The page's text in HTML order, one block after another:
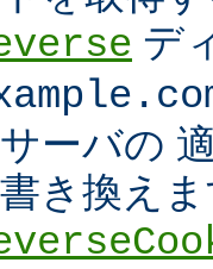
デ
ーバの
き換え